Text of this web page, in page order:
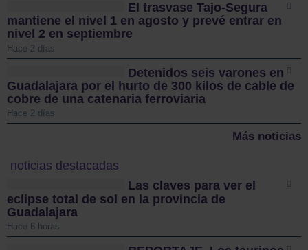
El trasvase Tajo-Segura
mantiene el nivel 1 en agosto y prevé entrar en
nivel 2 en septiembre
Hace 2 días
Detenidos seis varones en
Guadalajara por el hurto de 300 kilos de cable de
cobre de una catenaria ferroviaria
Hace 2 días
Más noticias
noticias destacadas
Las claves para ver el
eclipse total de sol en la provincia de
Guadalajara
Hace 6 horas